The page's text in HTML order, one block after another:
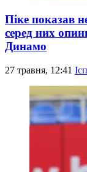
Піке показав
серед них
Динамо
27 травня, 12:41